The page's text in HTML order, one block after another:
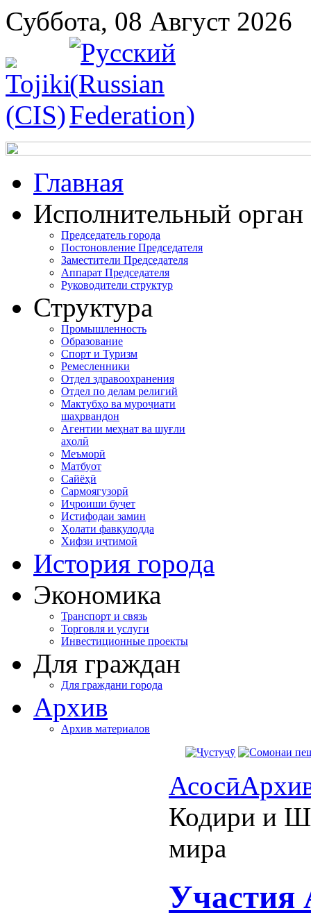
Суббота, 08 Август 2026
Главная
Исполнительный орган
Председатель города
Постоновление Председателя
Заместители Председателя
Аппарат Председателя
Руководители структур
Структура
Промышленность
Образование
Спорт и Туризм
Ремесленники
Отдел здравоохранения
Отдел по делам религий
Мактубҳо ва муроҷиати
шаҳрвандон
Агентии меҳнат ва шуғли
аҳолӣ
Меъморӣ
Матбуот
Сайёҳӣ
Сармоягузорӣ
Иҷроиши буҷет
Истифодаи замин
Ҳолати фавқулодда
Хифзи иҷтимоӣ
История города
Экономика
Транспорт и связь
Торговля и услуги
Инвестиционные проекты
Для граждан
Для граждани города
Архив
Архив материалов
Асосӣ
Кодири и
мира
Участия